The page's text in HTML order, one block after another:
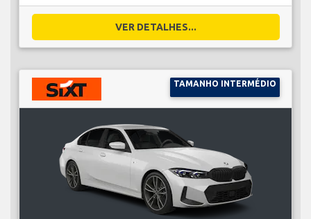
VER DETALHES...
TAMANHO INTERMÉDIO